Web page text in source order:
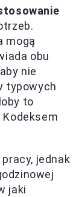
mogą
obu
nie
typowych
to
jednak
jaki